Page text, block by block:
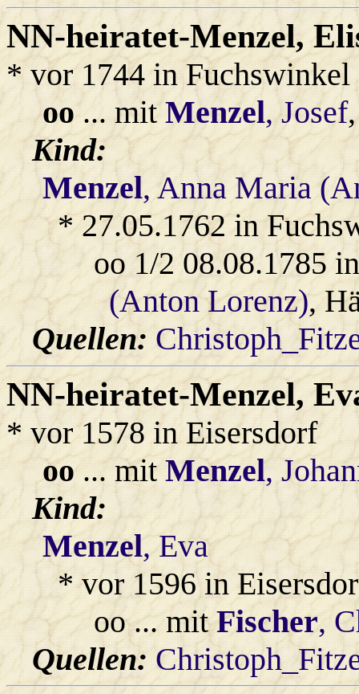
NN-heiratet-Menzel,
* vor 1744 in Fuchswinkel
oo... mitMenzel, Josef
Kind:
Menzel, Anna Maria
* 27.05.1762 in
oo 1/2 08.08.1785
(Anton Lorenz),
Quellen:
NN-heiratet-Menzel,
* vor 1578 in Eisersdorf
oo... mitMenzel,
Kind:
Menzel, Eva
* vor 1596 in
oo ... mitFischer,
Quellen: